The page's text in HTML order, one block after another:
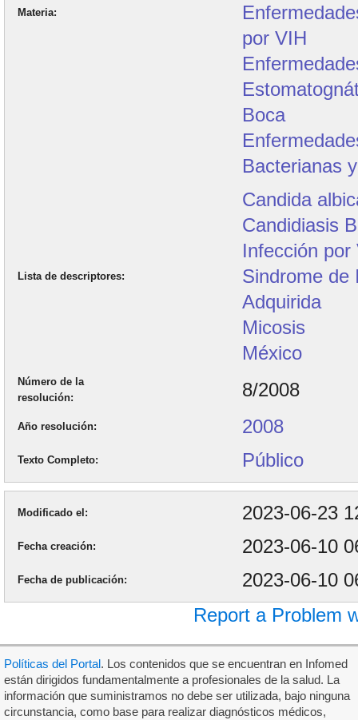
Materia
por VIH
Boca
Bacterianas
Lista de descriptores
Candida
Candidiasis
Infección por
Sindrome de
Adquirida
Micosis
México
Número de la
resolución
8/2008
Año resolución 2008
Texto Completo Público
Modificado el 2023-06-23
Fecha creación 2023-06-10
Fecha de publicación
2023-06-10
Report a Problem
Políticas del Portal. Los contenidos que se encuentran en Infomed
están dirigidos fundamentalmente a profesionales de la salud. La
información que suministramos no debe ser utilizada, bajo ninguna
circunstancia, como base para realizar diagnósticos médicos,